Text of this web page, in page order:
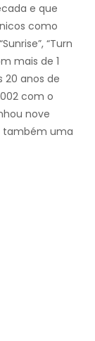
e que
como
“Turn
mais de 1
20 anos de
com o
nove
também uma